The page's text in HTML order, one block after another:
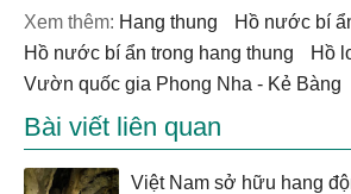
Xem thêm: hang thung
hồ nước bí
hồ nước bí ẩn trong hang thung
hồ
Vườn quốc gia Phong Nha - Kẻ Bàng
Bài viết liên quan
Việt Nam sở hữu hang